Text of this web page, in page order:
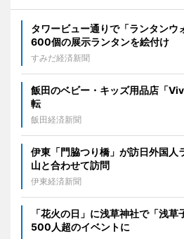
タワービュー通りで「ランタン
600個の展示ランタンを絵付け
すみだ経済新聞
飯田のベビー・キッズ用品店「
転
飯田経済新聞
伊東「門脇つり橋」が訪日外国
山と合わせて訪問
伊東経済新聞
「花火の日」に浅草神社で「浅
500人超のイベントに